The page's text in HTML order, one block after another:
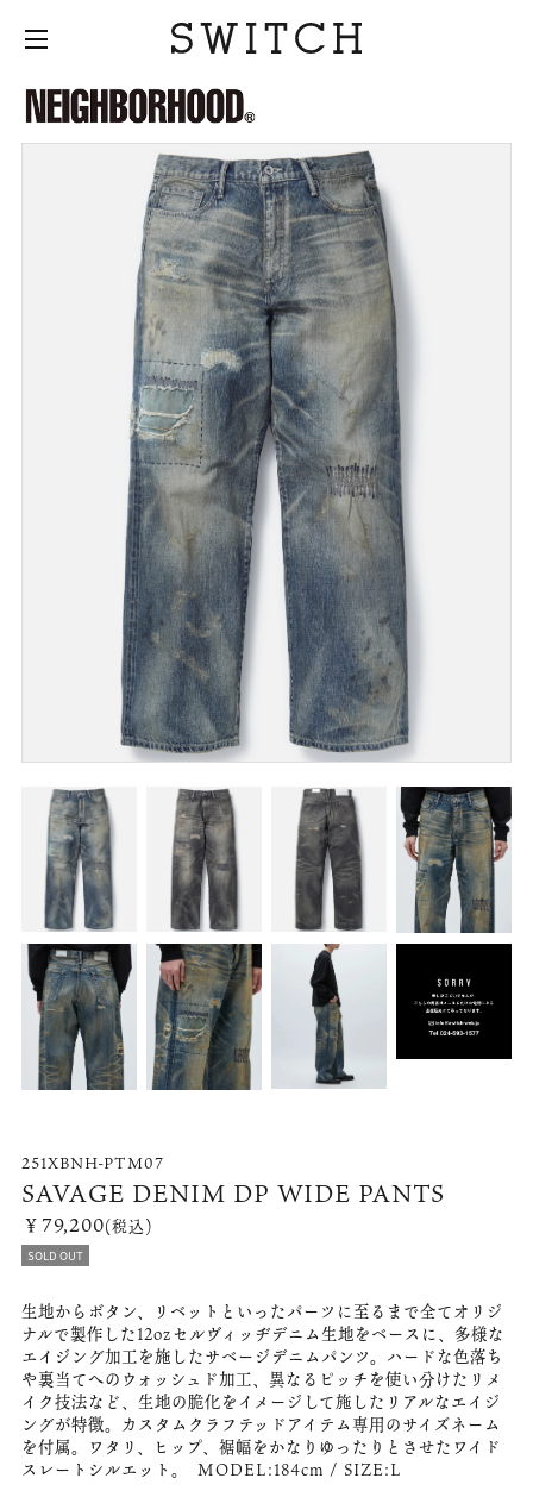
251XBNH-PTM07
SAVAGE DENIM DP WIDE PANTS
￥79,200(税込)
SOLD OUT
生地からボタン、リベットといったパーツに至るまで全てオリジ
ナルで製作した12ozセルヴィッヂデニム生地をベースに、多様な
エイジング加工を施したサベージデニムパンツ。ハードな色落ち
や裏当てへのウォッシュド加工、異なるピッチを使い分けたリメ
イク技法など、生地の脆化をイメージして施したリアルなエイジ
ングが特徴。カスタムクラフテッドアイテム専用のサイズネーム
を付属。ワタリ、ヒップ、裾幅をかなりゆったりとさせたワイド
スレートシルエット。 MODEL:184cm / SIZE:L